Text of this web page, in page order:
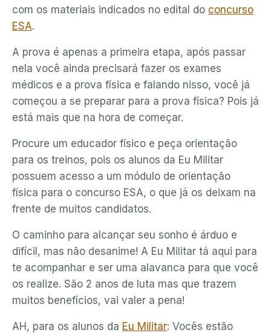
com os materiais indicados no edital do concurso
ESA.
A prova é apenas a primeira etapa, após passar
nela você ainda precisará fazer os exames
médicos e a prova física e falando nisso, você já
começou a se preparar para a prova física? Pois já
está mais que na hora de começar.
Procure um educador físico e peça orientação
para os treinos, pois os alunos da Eu Militar
possuem acesso a um módulo de orientação
física para o concurso ESA, o que já os deixam na
frente de muitos candidatos.
O caminho para alcançar seu sonho é árduo e
difícil, mas não desanime! A Eu Militar tá aqui para
te acompanhar e ser uma alavanca para que você
os realize. São 2 anos de luta mas que trazem
muitos benefícios, vai valer a pena!
AH, para os alunos da Eu Militar: Vocês estão